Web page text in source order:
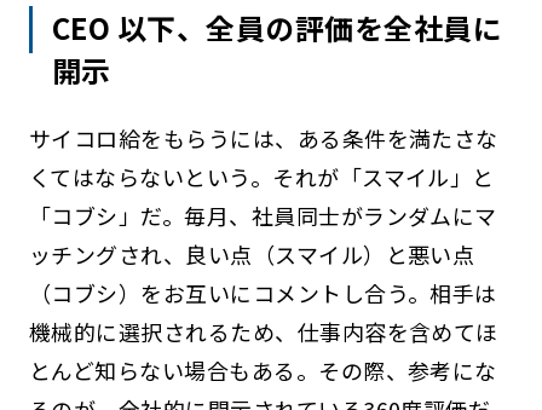
CEO 以下、全員の評価を全社員に
開示
サイコロ給をもらうには、ある条件を満たさな
くてはならないという。それが「スマイル」と
「コブシ」だ。毎月、社員同士がランダムにマ
ッチングされ、良い点（スマイル）と悪い点
（コブシ）をお互いにコメントし合う。相手は
機械的に選択されるため、仕事内容を含めてほ
とんど知らない場合もある。その際、参考にな